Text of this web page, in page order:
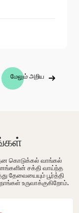
மேலும் அறிய
கொடுக்கல் வாங்கல்
சக்தி வாய்ந்த
தேவையையும் பூர்த்தி
உருவாக்குகிறோம்.